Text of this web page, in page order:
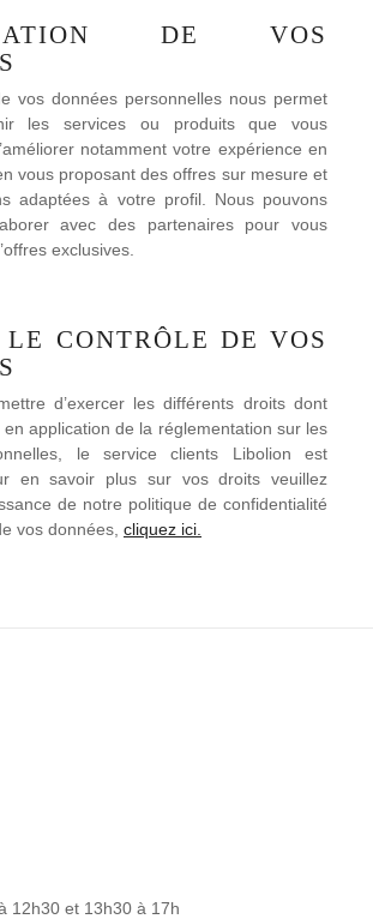
DE VOS
vos données personnelles nous permet
les services ou produits que vous
notamment votre expérience en
vous proposant des offres sur mesure et
adaptées à votre profil. Nous pouvons
avec des partenaires pour vous
exclusives.
CONTRÔLE DE VOS
d’exercer les différents droits dont
application de la réglementation sur les
le service clients Libolion est
en savoir plus sur vos droits veuillez
de notre politique de confidentialité
vos données, cliquez ici.
12h30 et 13h30 à 17h